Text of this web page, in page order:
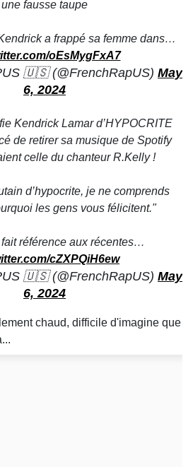
une fausse taupe
a frappé sa femme dans…
oEsMygFxA7
🇺🇸 (@FrenchRapUS) May
6, 2024
Kendrick Lamar d’HYPOCRITE
de retirer sa musique de Spotify
celle du chanteur R.Kelly !
d’hypocrite, je ne comprends
les gens vous félicitent."
référence aux récentes…
cZXPQiH6ew
🇺🇸 (@FrenchRapUS) May
6, 2024
chaud, difficile d'imagine que